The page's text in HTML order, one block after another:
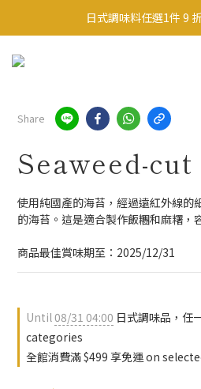
日式調味料任選1件 9
日式調味料任選1件 9
茶飲X咖啡 2件9折
日式調味料任選1件 9
Share
Seaweed-cut
使用純國產的海苔，經過遠紅外線的
的海苔。這是適合製作飯糰和麻糬，
商品最佳賞味期至：2025/12/31
Until08/31 04:00 日式調味品，任
categories
全館消費滿 $499 享免運 on